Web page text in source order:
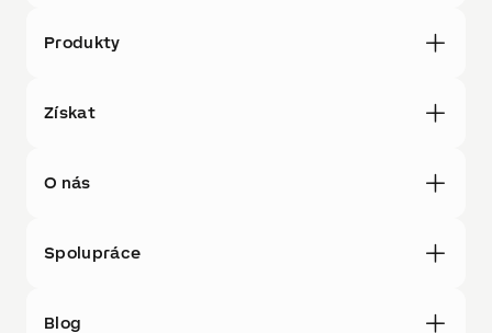
Produkty
Získat
O nás
Spolupráce
Blog